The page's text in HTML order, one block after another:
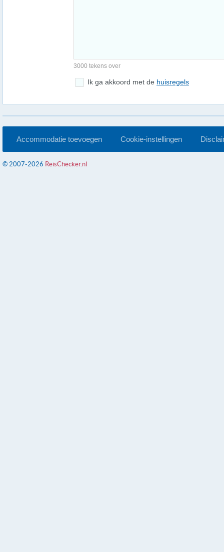
3000 tekens over
Ik ga akkoord met de huisregels
Accommodatie toevoegen Cookie-instellingen
© 2007-2026 ReisChecker.nl